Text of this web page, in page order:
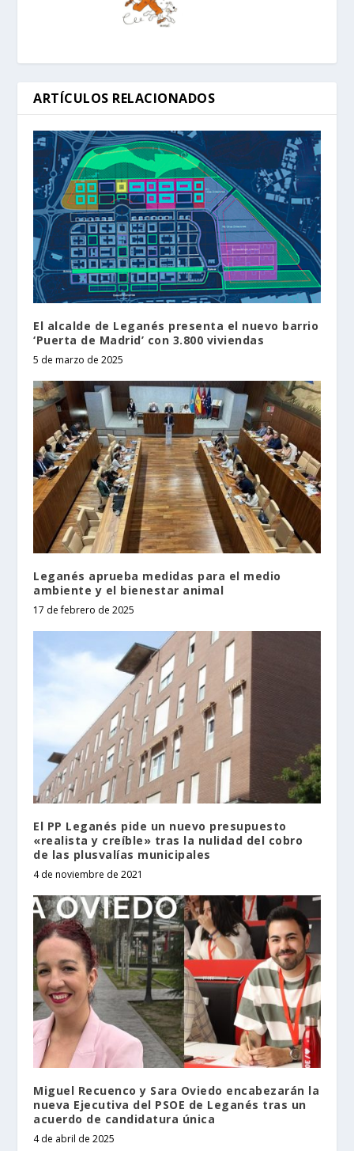
ARTÍCULOS RELACIONADOS
El alcalde de Leganés presenta el nuevo barrio
‘Puerta de Madrid’ con 3.800 viviendas
5 de marzo de 2025
Leganés aprueba medidas para el medio
ambiente y el bienestar animal
17 de febrero de 2025
El PP Leganés pide un nuevo presupuesto
«realista y creíble» tras la nulidad del cobro
de las plusvalías municipales
4 de noviembre de 2021
Miguel Recuenco y Sara Oviedo encabezarán la
nueva Ejecutiva del PSOE de Leganés tras un
acuerdo de candidatura única
4 de abril de 2025